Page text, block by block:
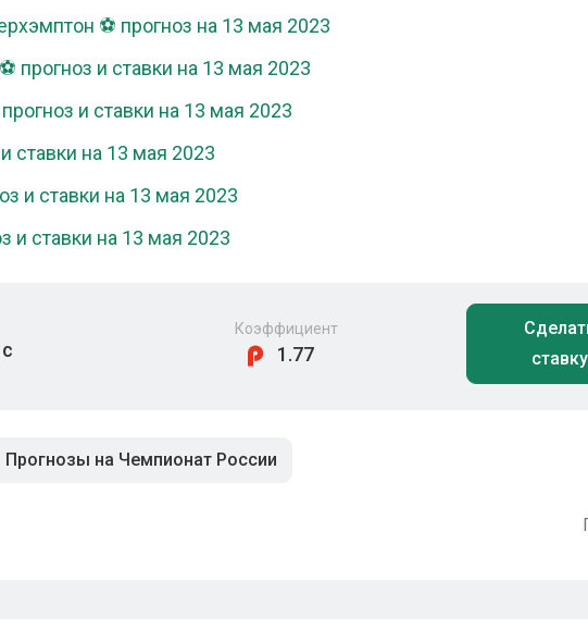
⚽ прогноз на 13 мая 2023
прогноз и ставки на 13 мая 2023
и ставки на 13 мая 2023
ставки на 13 мая 2023
и ставки на 13 мая 2023
и ставки на 13 мая 2023
Коэффициент
1.77
ставку
Прогнозы на Чемпионат России